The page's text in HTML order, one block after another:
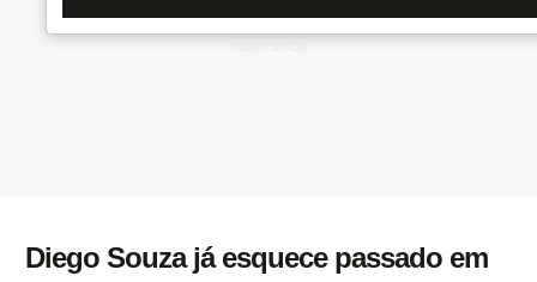
Diego Souza já esquece passado em